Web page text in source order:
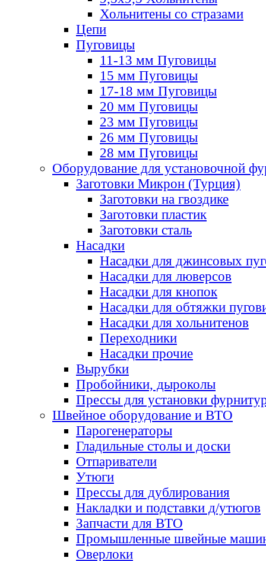
Хольнитены со стразами
Цепи
Пуговицы
11-13 мм Пуговицы
15 мм Пуговицы
17-18 мм Пуговицы
20 мм Пуговицы
23 мм Пуговицы
26 мм Пуговицы
28 мм Пуговицы
Оборудование для установочной
Заготовки Микрон (Турция)
Заготовки на гвоздике
Заготовки пластик
Заготовки сталь
Насадки
Насадки для джинсовых
Насадки для люверсов
Насадки для кнопок
Насадки для обтяжки
Насадки для хольнитенов
Переходники
Насадки прочие
Вырубки
Пробойники, дыроколы
Прессы для установки
Швейное оборудование и ВТО
Парогенераторы
Гладильные столы и доски
Отпариватели
Утюги
Прессы для дублирования
Накладки и подставки д/утюгов
Запчасти для ВТО
Промышленные швейные
Оверлоки